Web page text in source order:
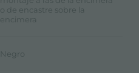
o de encastre sobre la
encimera
Negro